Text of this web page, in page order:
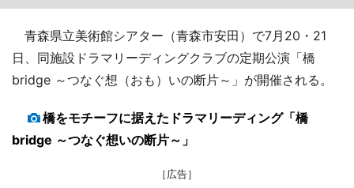
青森県立美術館シアター（青森市安田）で7月20・21
日、同施設ドラマリーディングクラブの定期公演「橋
bridge ～つなぐ想（おも）いの断片～」が開催される。
橋をモチーフに据えたドラマリーディング「橋
bridge ～つなぐ想いの断片～」
［広告］